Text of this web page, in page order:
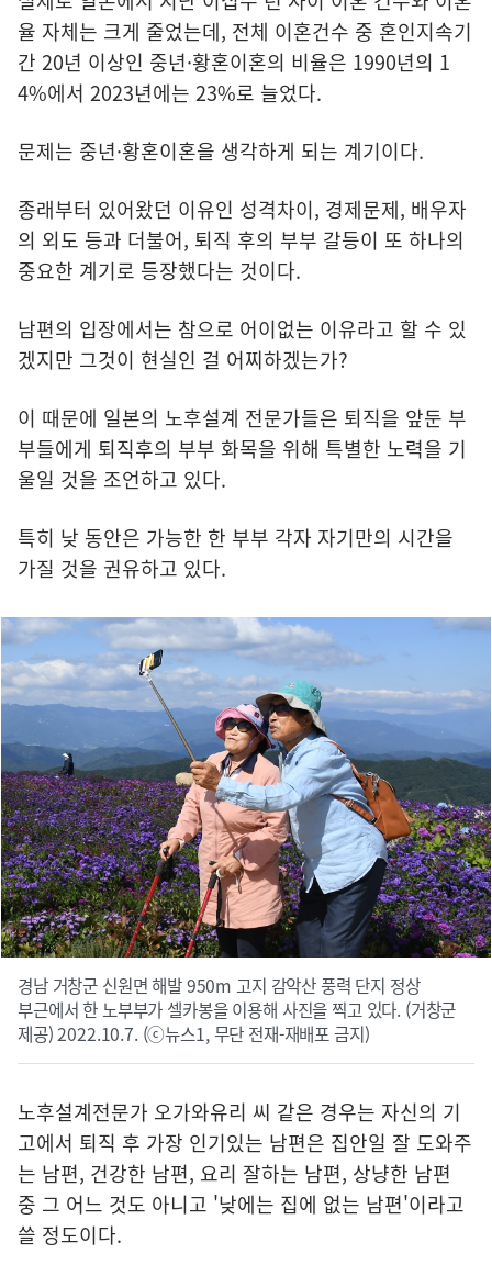
율 자체는 크게 줄었는데, 전체 이혼건수 중 혼인지속기
간 20년 이상인 중년·황혼이혼의 비율은 1990년의 1
4%에서 2023년에는 23%로 늘었다.
문제는 중년·황혼이혼을 생각하게 되는 계기이다.
종래부터 있어왔던 이유인 성격차이, 경제문제, 배우자
의 외도 등과 더불어, 퇴직 후의 부부 갈등이 또 하나의
중요한 계기로 등장했다는 것이다.
남편의 입장에서는 참으로 어이없는 이유라고 할 수 있
겠지만 그것이 현실인 걸 어찌하겠는가?
이 때문에 일본의 노후설계 전문가들은 퇴직을 앞둔 부
부들에게 퇴직후의 부부 화목을 위해 특별한 노력을 기
울일 것을 조언하고 있다.
특히 낮 동안은 가능한 한 부부 각자 자기만의 시간을
가질 것을 권유하고 있다.
경남 거창군 신원면 해발 950m 고지 감악산 풍력 단지 정상
부근에서 한 노부부가 셀카봉을 이용해 사진을 찍고 있다. (거창군
제공) 2022.10.7. (ⓒ뉴스1, 무단 전재-재배포 금지)
노후설계전문가 오가와유리 씨 같은 경우는 자신의 기
고에서 퇴직 후 가장 인기있는 남편은 집안일 잘 도와주
는 남편, 건강한 남편, 요리 잘하는 남편, 상냥한 남편
중 그 어느 것도 아니고 '낮에는 집에 없는 남편'이라고
쓸 정도이다.